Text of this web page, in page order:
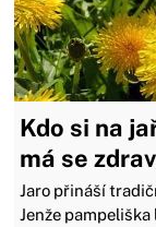
Kdo si na
má se
Jaro přináší
Jenže